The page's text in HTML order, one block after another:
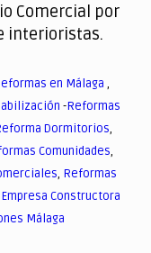
Comercial por
interioristas.
en Málaga ,
-Reformas
Dormitorios,
Comunidades,
, Reformas
Empresa Constructora
Málaga